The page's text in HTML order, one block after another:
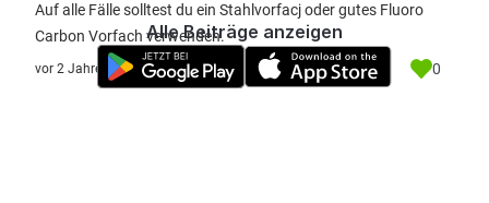
Auf alle Fälle solltest du ein Stahlvorfacj oder gutes Fluoro
Carbon Vorfach verwenden.
vor 2 Jahre 0
Alle Beiträge anzeigen